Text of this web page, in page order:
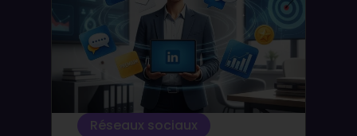
Réseaux sociaux